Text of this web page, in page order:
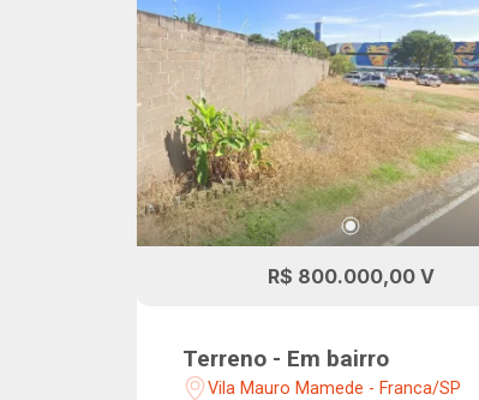
R$ 800.000,00 V
Terreno - Em bairro
Vila Mauro Mamede - Franca/SP